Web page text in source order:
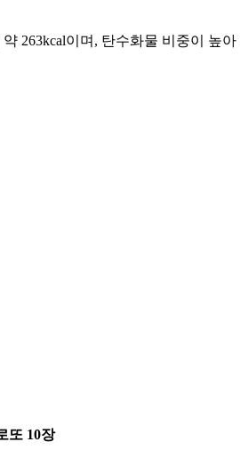
263kcal이며, 탄수화물 비중이 높
또 10장